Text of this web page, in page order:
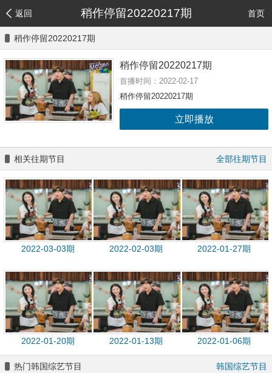
返回 稍作停留20220217期 首页
稍作停留20220217期
稍作停留20220217期
首播时间：2022-02-17
稍作停留20220217期
立即播放
相关往期节目 全部往期节目
2022-03-03期 2022-02-03期 2022-01-27期
2022-01-20期 2022-01-13期 2022-01-06期
热门韩国综艺节目 韩国综艺节目